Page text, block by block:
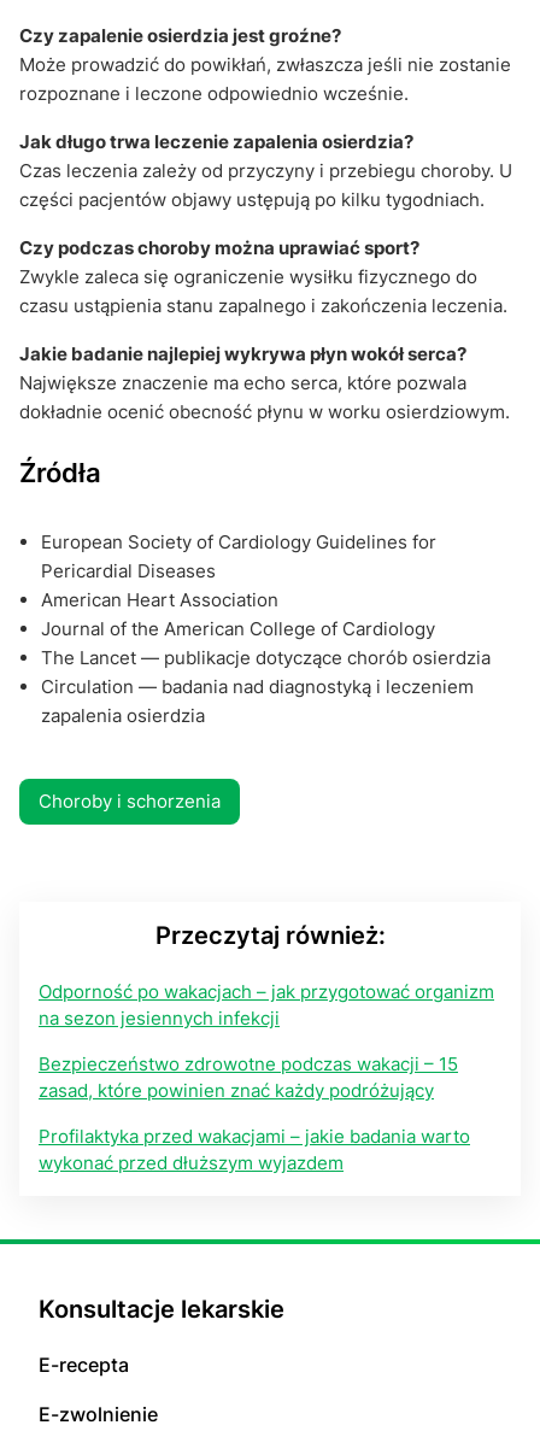
Czy zapalenie osierdzia jest groźne?
Może prowadzić do powikłań, zwłaszcza jeśli nie zostanie
rozpoznane i leczone odpowiednio wcześnie.
Jak długo trwa leczenie zapalenia osierdzia?
Czas leczenia zależy od przyczyny i przebiegu choroby. U
części pacjentów objawy ustępują po kilku tygodniach.
Czy podczas choroby można uprawiać sport?
Zwykle zaleca się ograniczenie wysiłku fizycznego do
czasu ustąpienia stanu zapalnego i zakończenia leczenia.
Jakie badanie najlepiej wykrywa płyn wokół serca?
Największe znaczenie ma echo serca, które pozwala
dokładnie ocenić obecność płynu w worku osierdziowym.
Źródła
European Society of Cardiology Guidelines for
Pericardial Diseases
American Heart Association
Journal of the American College of Cardiology
The Lancet — publikacje dotyczące chorób osierdzia
Circulation — badania nad diagnostyką i leczeniem
zapalenia osierdzia
Choroby i schorzenia
Przeczytaj również:
Odporność po wakacjach – jak przygotować organizm
na sezon jesiennych infekcji
Bezpieczeństwo zdrowotne podczas wakacji – 15
zasad, które powinien znać każdy podróżujący
Profilaktyka przed wakacjami – jakie badania warto
wykonać przed dłuższym wyjazdem
Konsultacje lekarskie
E-recepta
E-zwolnienie